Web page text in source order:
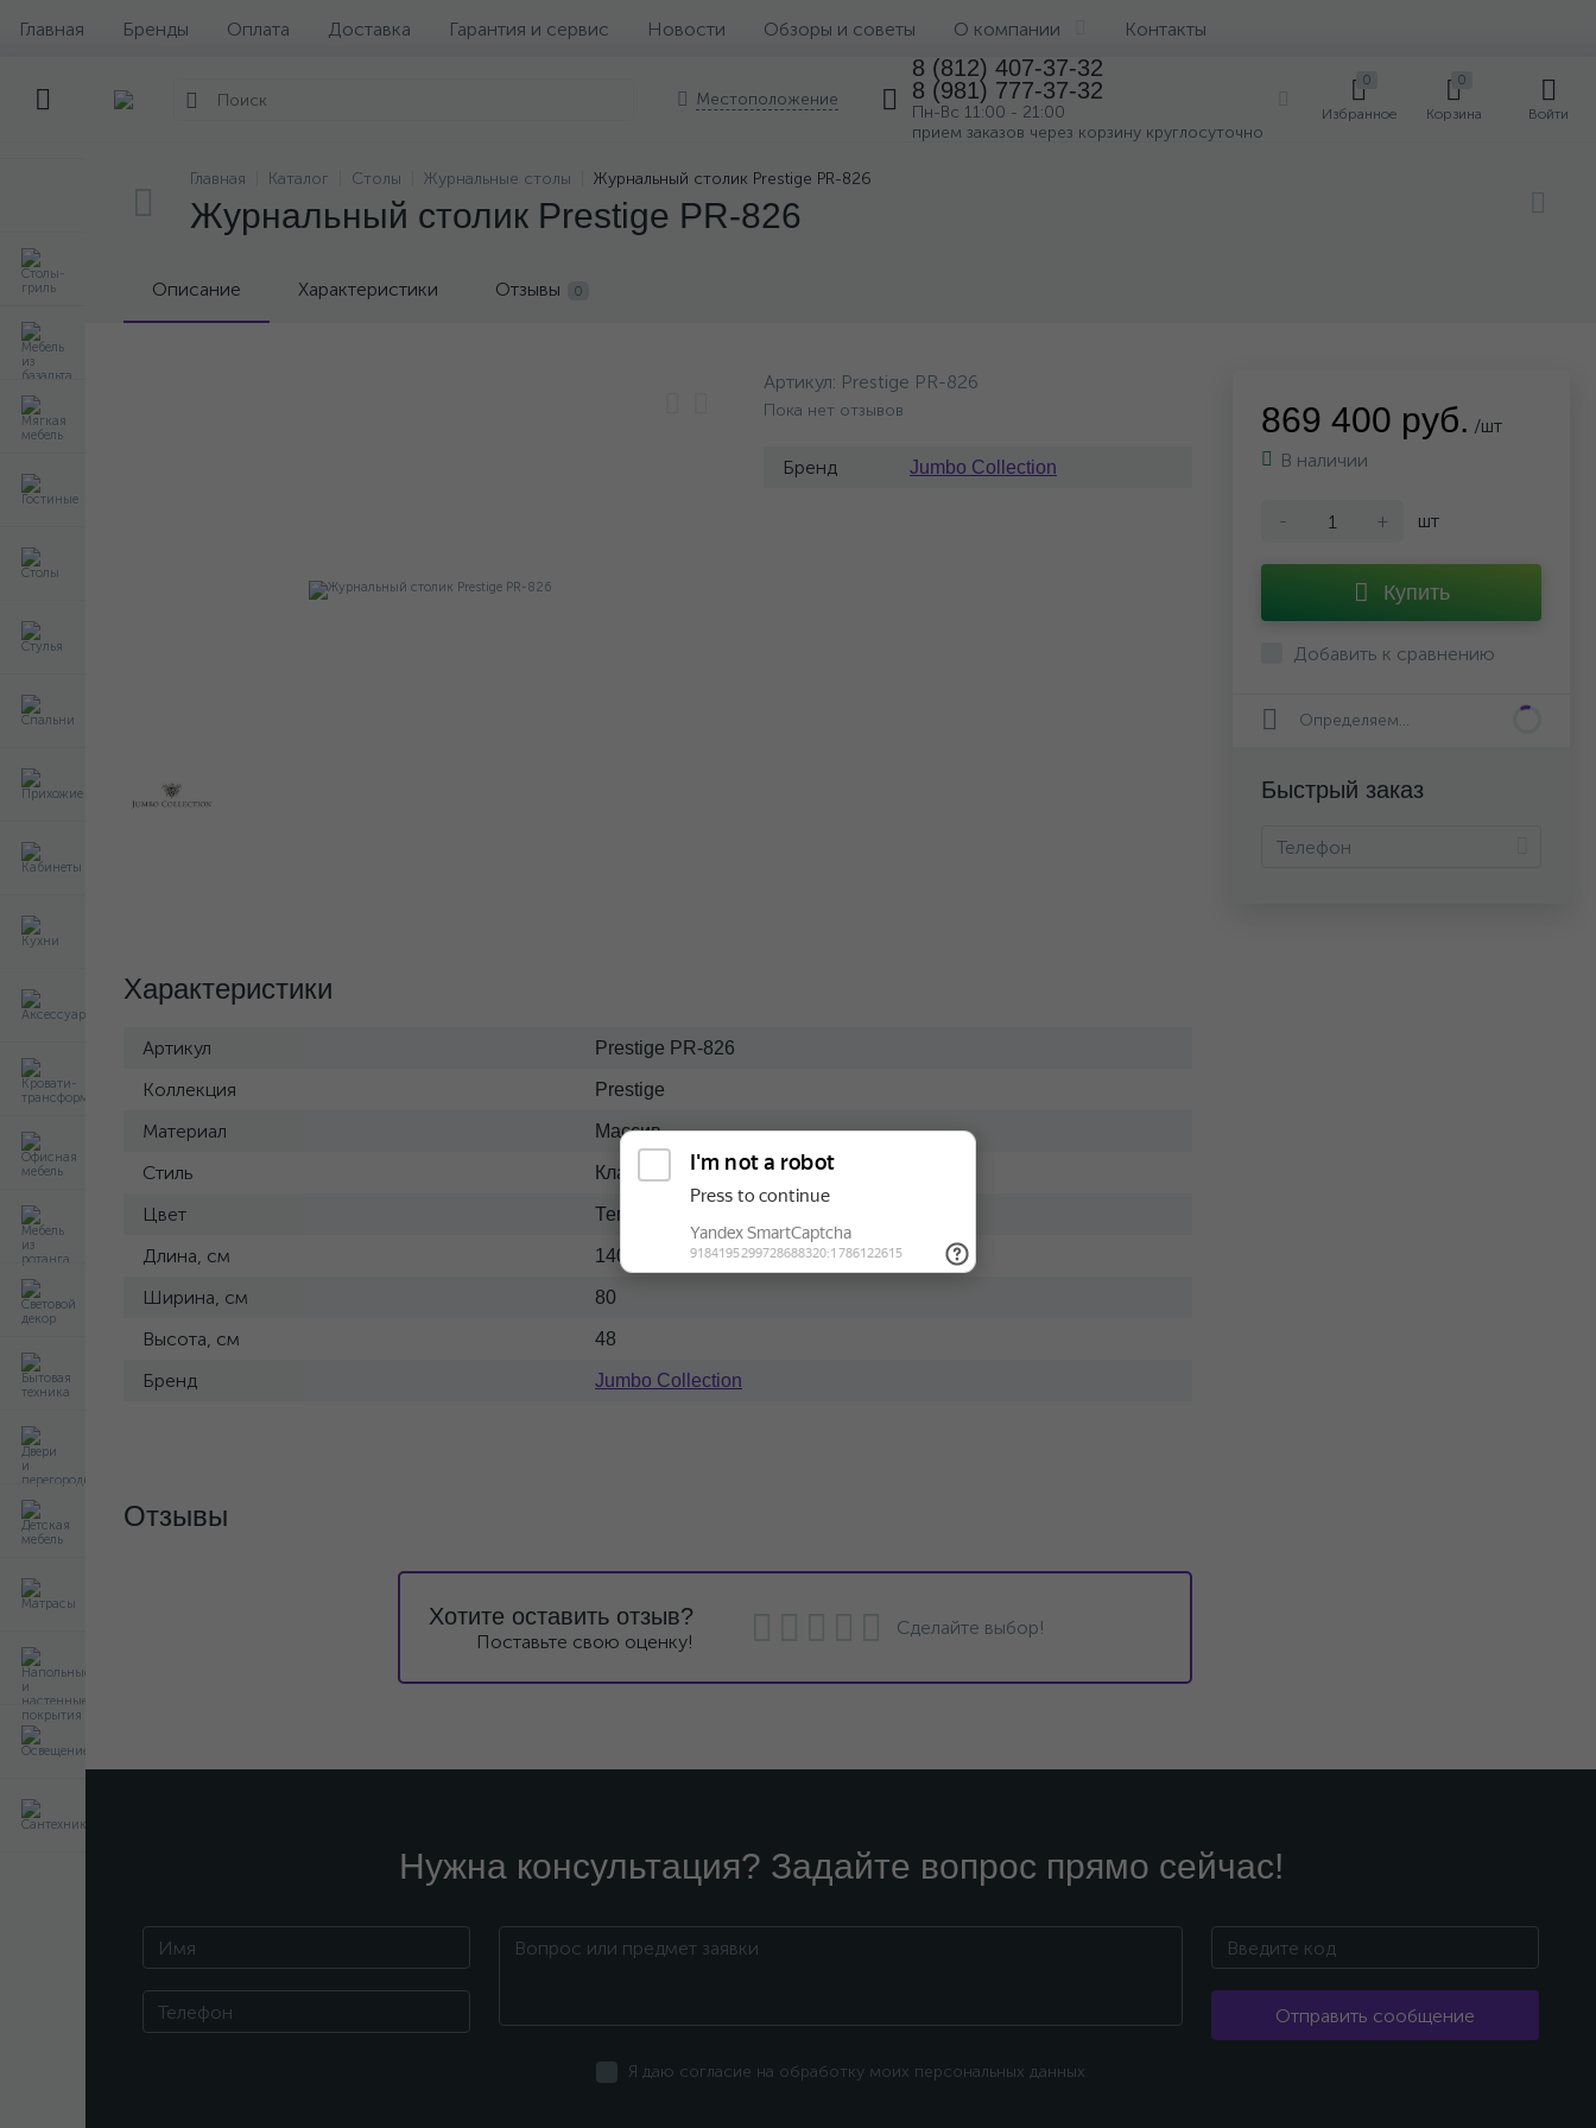
Главная Бренды Оплата Доставка Гарантия и сервис Новости Обзоры и советы О компании Контакты
Местоположение
8 (812) 407-37-32
8 (981) 777-37-32
Пн-Вс 11:00 - 21:00
прием заказов через корзину круглосуточно
0
Избранное
0
Корзина Войти
Главная Каталог Столы Журнальные столы Журнальный столик Prestige PR-826
Журнальный столик Prestige PR-826
Описание Характеристики Отзывы 0
Артикул: Prestige PR-826
Пока нет отзывов
Бренд Jumbo Collection
Характеристики
Артикул Prestige PR-826
Коллекция Prestige
Материал Массив
Стиль Классический
Цвет Темный
Длина, см 140
Ширина, см 80
Высота, см 48
Бренд Jumbo Collection
869 400 руб. /шт
В наличии
- + шт
Купить
Добавить к сравнению
Определяем...
Быстрый заказ
Отзывы
Хотите оставить отзыв?
Поставьте свою оценку!
Сделайте выбор!
Нужна консультация? Задайте вопрос прямо сейчас!
Отправить сообщение
Я даю согласие на обработку моих персональных данных